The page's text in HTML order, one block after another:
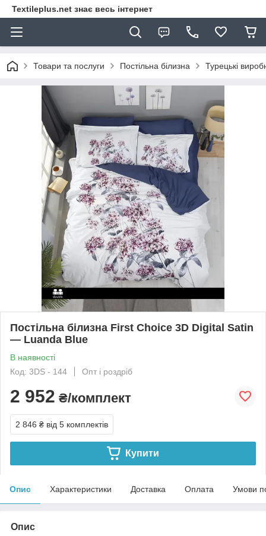
Textileplus.net знає весь інтернет
Товари та послуги Постільна білизна Турецькі
Постільна білизна First Choice 3D Digital Satin
— Luanda Blue
В наявності
Код: 3DS - 144
Опт і роздріб
2 952 ₴/комплект
2 846 ₴ від 5 комплектів
Купити
Опис Характеристики Доставка Оплата Умови
Опис